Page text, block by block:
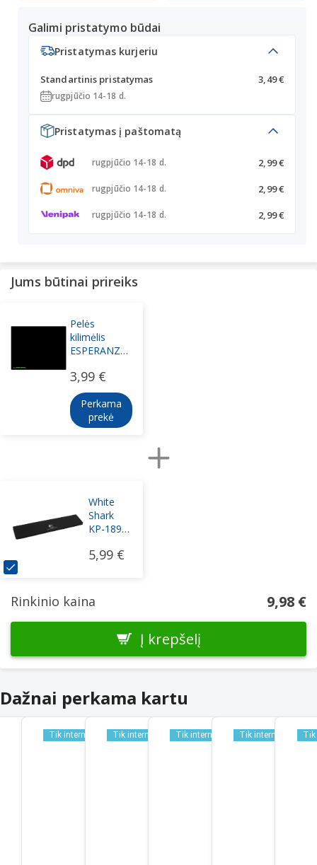
Galimi pristatymo būdai
Pristatymas kurjeriu
Standartinis pristatymas 3,49 €
rugpjūčio 14-18 d.
Pristatymas į paštomatą
rugpjūčio 14-18 d. 2,99 €
rugpjūčio 14-18 d. 2,99 €
rugpjūčio 14-18 d. 2,99 €
Jums būtinai prireiks
Pelės
kilimėlis
ESPERANZA
GAMING 300
x 240 x 3 mm
3,99 €
Perkama
prekė
White
Shark
KP-1899
Keyboard
5,99 €
Rinkinio kaina
9,98 €
Į krepšelį
Dažnai perkama kartu
Tik internetu Tik internetu Tik internetu Tik internetu Tik